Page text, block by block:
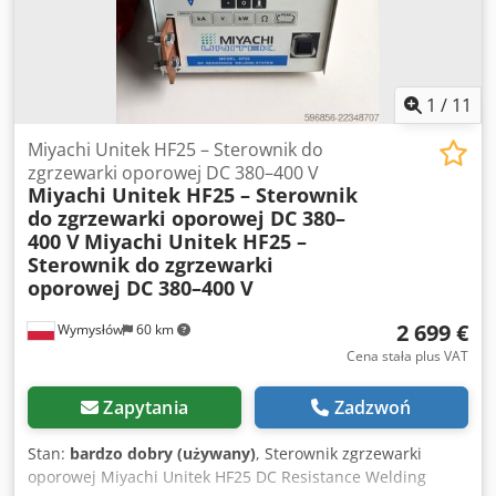
1 / 11
Wymysłów 60 km
Miyachi Unitek HF25 – Sterownik do
zgrzewarki oporowej DC 380–400 V
Miyachi Unitek HF25 – Sterownik
do zgrzewarki oporowej DC 380–
400 V Miyachi Unitek HF25 –
Sterownik do zgrzewarki
oporowej DC 380–400 V
2 699 €
Cena stała plus VAT
Zapytania Zadzwoń
Stan: bardzo dobry (używany), Sterownik zgrzewarki
oporowej Miyachi Unitek HF25 DC Resistance Welding